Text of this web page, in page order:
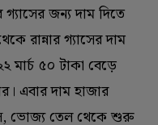
জন্য দাম দিতে
রান্নার গ্যাসের দাম
৫০ টাকা বেড়ে
এবার দাম হাজার
ভোজ্য তেল থেকে শুরু